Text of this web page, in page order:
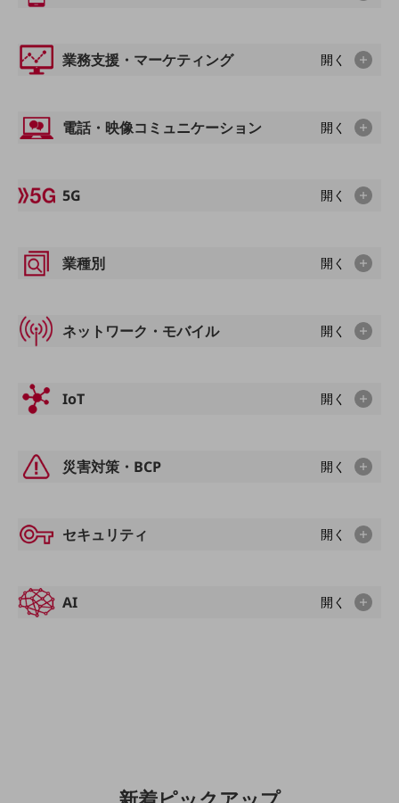
製造・建設業
キーワードで探す
モバイルTOP
おすすめの機種、料金やサービスをご紹介
製品
ビジネス向けスマートフォン
データ通信製品
5G対応ホームルーター
通信モジュール製品
衛星携帯電話
ケータイプラン
5Gデータプラス
業務支援・マーケティング 開く
電話・映像コミュニケーション 開く
5G 開く
業種別 開く
ネットワーク・モバイル 開く
IoT 開く
災害対策・BCP 開く
セキュリティ 開く
AI 開く